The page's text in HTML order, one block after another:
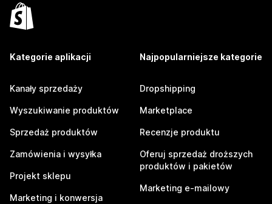
Kategorie aplikacji
Kanały sprzedaży
Wyszukiwanie produktów
Sprzedaż produktów
Zamówienia i wysyłka
Projekt sklepu
Marketing i konwersja
Najpopularniejsze kategorie
Dropshipping
Marketplace
Recenzje produktu
Oferuj sprzedaż droższych
produktów i pakietów
Marketing e-mailowy